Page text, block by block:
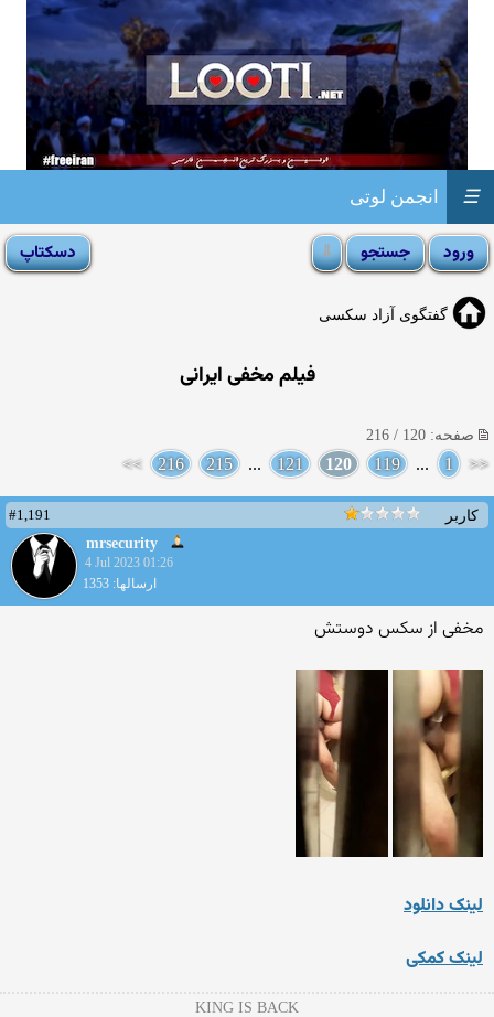
انجمن لوتی ☰
گفتگوی آزاد سکسی
فیلم مخفی ایرانی
صفحه: 120 / 216
<<
1
...
119
120
121
...
215
216
>>
کاربر
#1,191
mrsecurity
4 Jul 2023 01:26
ارسالها: 1353
مخفی از سکس دوستش
لینک دانلود
لینک کمکی
KING IS BACK